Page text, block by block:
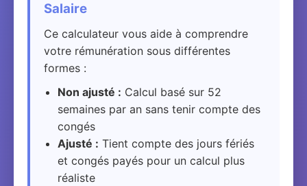
Salaire
Ce calculateur vous aide à comprendre
votre rémunération sous différentes
formes :
Non ajusté : Calcul basé sur 52
semaines par an sans tenir compte des
congés
Ajusté : Tient compte des jours fériés
et congés payés pour un calcul plus
réaliste